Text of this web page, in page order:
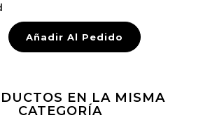
Añadir Al Pedido
EN LA MISMA
CATEGORÍA